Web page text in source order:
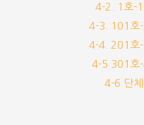
4-2. 1호-
4-3. 101호-
4-4. 201호-
4-5 301호-
4-6 단